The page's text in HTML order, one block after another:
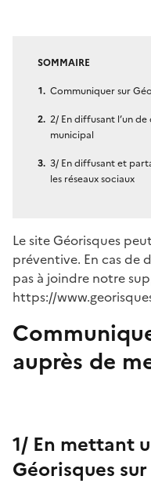
SOMMAIRE
Communiquer sur
2/ En diffusant l’un
municipal
3/ En diffusant et
les réseaux sociaux
Le site Géorisques
préventive. En cas de
pas à joindre notre
https://
auprès de
1/ En mettant
Géorisques